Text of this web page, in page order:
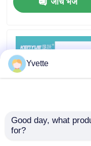
हमसे संपर्क करें
समाचार
मामले
तीन रंग अस्पताल घुमक्कड़
Yvette
Good day, what
for?